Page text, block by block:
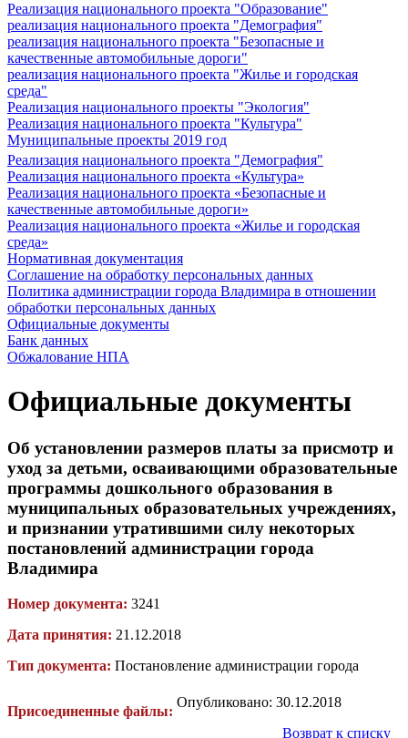
Реализация национального проекта "Образование"
реализация национального проекта "Демография"
реализация национального проекта "Безопасные и
качественные автомобильные дороги"
реализация национального проекта "Жилье и городская
среда"
Реализация национального проекты "Экология"
Реализация национального проекта "Культура"
Муниципальные проекты 2019 год
Реализация национального проекта "Демография"
Реализация национального проекта «Культура»
Реализация национального проекта «Безопасные и
качественные автомобильные дороги»
Реализация национального проекта «Жилье и городская
среда»
Нормативная документация
Соглашение на обработку персональных данных
Политика администрации города Владимира в отношении
обработки персональных данных
Официальные документы
Банк данных
Обжалование НПА
Официальные документы
Об установлении размеров платы за присмотр и
уход за детьми, осваивающими образовательные
программы дошкольного образования в
муниципальных образовательных учреждениях,
и признании утратившими силу некоторых
постановлений администрации города
Владимира
Номер документа: 3241
Дата принятия: 21.12.2018
Тип документа: Постановление администрации города
Присоединенные файлы:
Опубликовано: 30.12.2018
Возврат к списку